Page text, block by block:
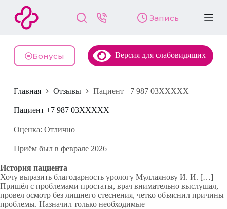
й
и
у
и
Запись
Бонусы Версия для слабовидящих
Главная Отзывы Пациент +7 987 03XXXXX
Пациент +7 987 03XXXXX
Оценка: Отлично
Приём был в феврале 2026
История пациента
Хочу выразить благодарность урологу Муллаянову И. И. […]
Пришёл с проблемами простаты, врач внимательно выслушал,
провел осмотр без лишнего стеснения, четко объяснил причины
проблемы. Назначил только необходимые